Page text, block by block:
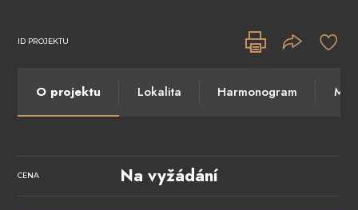
ID PROJEKTU
O projektu Lokalita Harmonogram
CENA Na vyžádání